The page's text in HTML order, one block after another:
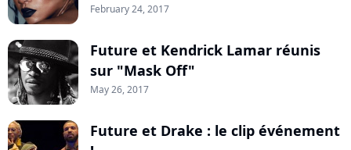
February 24, 2017
Future et Kendrick Lamar réunis
sur "Mask Off"
May 26, 2017
Future et Drake : le clip événement